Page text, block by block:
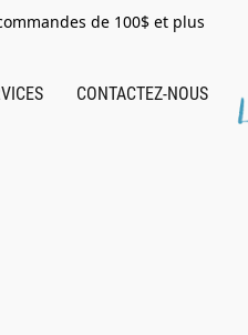
de 100$ et plus
CONTACTEZ-NOUS